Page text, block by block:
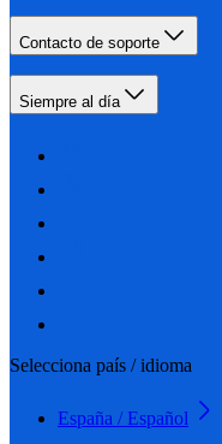
Contacto de soporte
Siempre al día
Selecciona país / idioma
España / Español